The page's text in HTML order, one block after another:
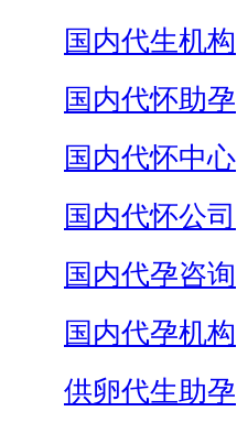
国内代生机构
国内代怀助孕
国内代怀中心
国内代怀公司
国内代孕咨询
国内代孕机构
供卵代生助孕